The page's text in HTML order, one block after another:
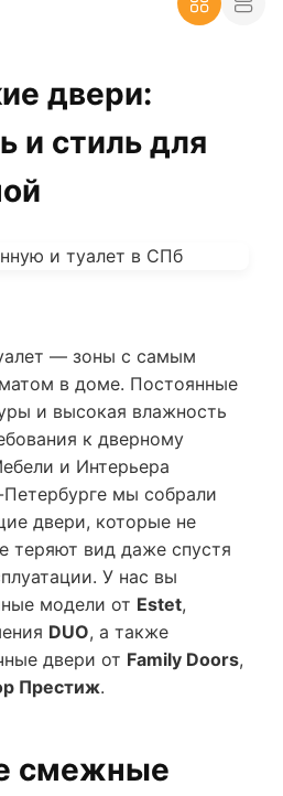
двери:
и стиль для
— зоны с самым
в доме. Постоянные
и высокая влажность
к дверному
и Интерьера
Петербурге мы собрали
двери, которые не
теряют вид даже спустя
У нас вы
модели от Estet,
DUO, а также
двери от Family Doors,
Престиж.
смежные